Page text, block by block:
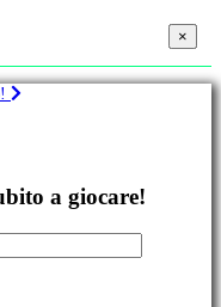
×
a giocare!
×
×